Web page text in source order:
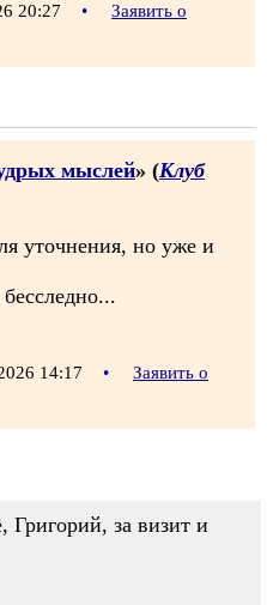
20:27 •
Заявить о
мыслей» (Клуб
уточнения, но уже и
14:17 •
Заявить о
Григорий, за визит и